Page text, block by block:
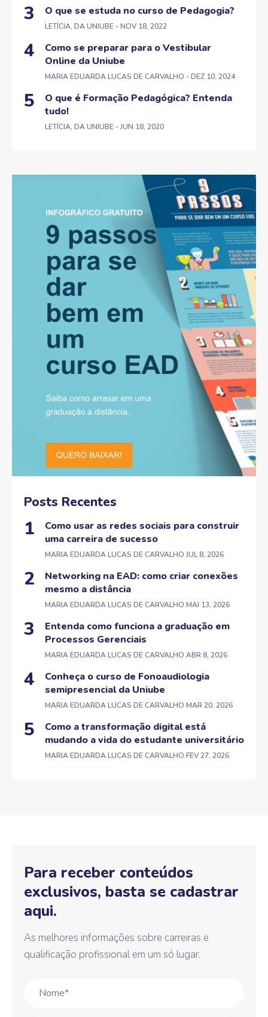
O que se estuda no curso de Pedagogia?
LETÍCIA, DA UNIUBE - NOV 18, 2022
Como se preparar para o Vestibular
Online da Uniube
MARIA EDUARDA LUCAS DE CARVALHO - DEZ 10, 2024
O que é Formação Pedagógica? Entenda
tudo!
LETÍCIA, DA UNIUBE - JUN 18, 2020
Posts Recentes
Como usar as redes sociais para construir
uma carreira de sucesso
MARIA EDUARDA LUCAS DE CARVALHO JUL 8, 2026
Networking na EAD: como criar conexões
mesmo a distância
MARIA EDUARDA LUCAS DE CARVALHO MAI 13, 2026
Entenda como funciona a graduação em
Processos Gerenciais
MARIA EDUARDA LUCAS DE CARVALHO ABR 8, 2026
Conheça o curso de Fonoaudiologia
semipresencial da Uniube
MARIA EDUARDA LUCAS DE CARVALHO MAR 20, 2026
Como a transformação digital está
mudando a vida do estudante universitário
MARIA EDUARDA LUCAS DE CARVALHO FEV 27, 2026
Para receber conteúdos
exclusivos, basta se cadastrar
aqui.
As melhores informações sobre carreiras e
qualificação profissional em um só lugar.